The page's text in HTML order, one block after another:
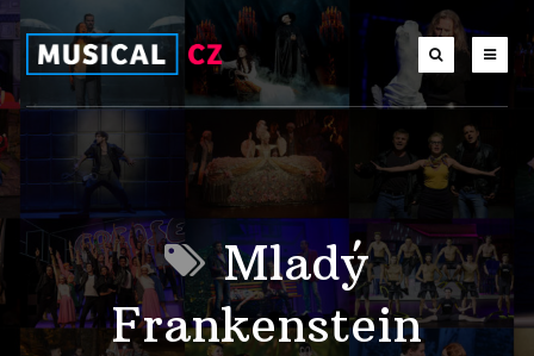
Mladý
Frankenstein